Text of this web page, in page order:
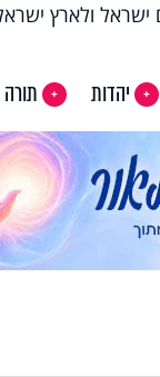
ולארץ
יהדות תורה